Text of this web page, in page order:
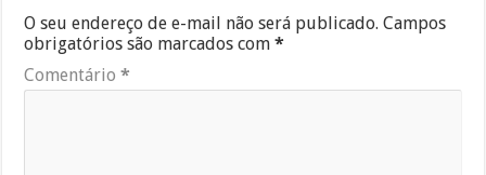
O seu endereço de e-mail não será publicado. Campos
obrigatórios são marcados com*
Comentário*